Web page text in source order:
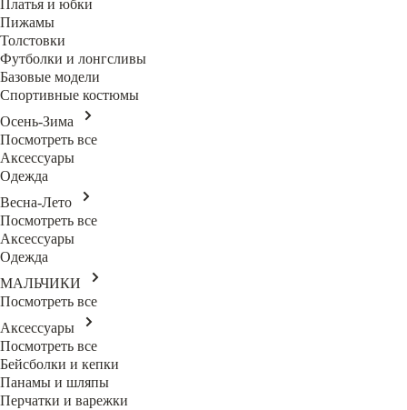
Платья и юбки
Пижамы
Толстовки
Футболки и лонгсливы
Базовые модели
Спортивные костюмы
Осень-Зима
Посмотреть все
Аксессуары
Одежда
Весна-Лето
Посмотреть все
Аксессуары
Одежда
МАЛЬЧИКИ
Посмотреть все
Аксессуары
Посмотреть все
Бейсболки и кепки
Панамы и шляпы
Перчатки и варежки